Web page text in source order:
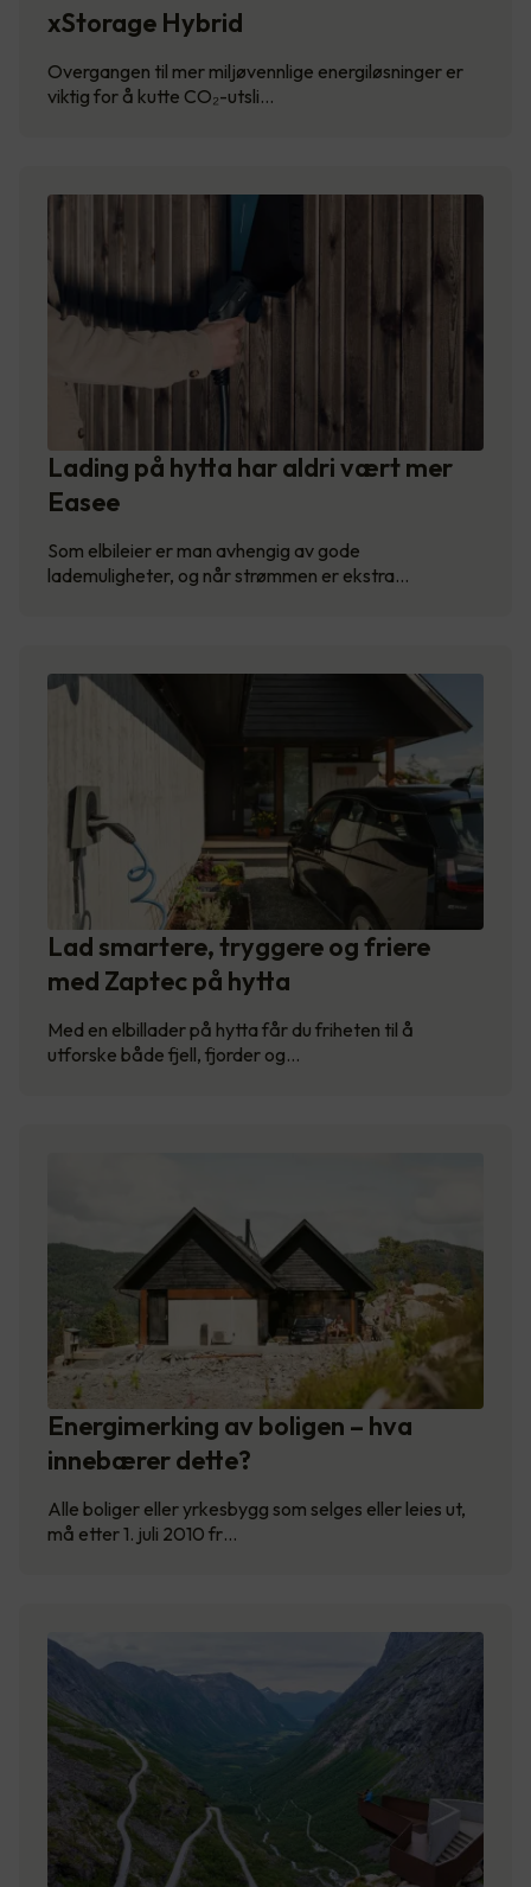
xStorage Hybrid
Overgangen til mer miljøvennlige energiløsninger er
viktig for å kutte CO₂-utsli…
Lading på hytta har aldri vært mer
Easee
Som elbileier er man avhengig av gode
lademuligheter, og når strømmen er ekstra…
Lad smartere, tryggere og friere
med Zaptec på hytta
Med en elbillader på hytta får du friheten til å
utforske både fjell, fjorder og…
Energimerking av boligen – hva
innebærer dette?
Alle boliger eller yrkesbygg som selges eller leies ut,
må etter 1. juli 2010 fr…